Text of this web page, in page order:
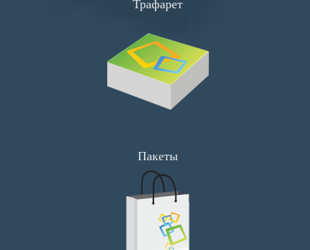
Флаеры
Буклеты
Сеты
Визитки
Флаеры
Трафарет
Пакеты